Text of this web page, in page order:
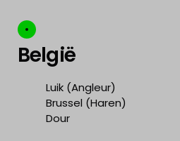
België
Luik (Angleur)
Brussel (Haren)
Dour